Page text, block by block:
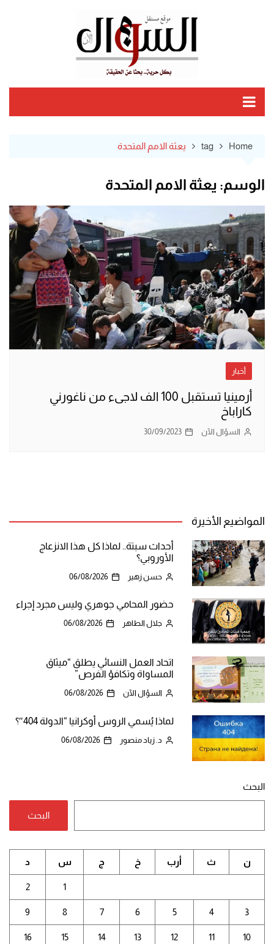
Home
tag يعثة الامم المتحدة
الوسم: يعثة الامم المتحدة
أخبار
أرمينيا تستقبل 100 الف لاجىء من ناغورني
كاراباخ
السؤال الآن 30/09/2023
المواضيع الأخيرة
أحداث سبتة.. لماذا كل هذا الانزعاج
الأوروبي؟
حسن زهير 06/08/2026
حضور المحامي جوهري وليس مجرد إجراء
جلال الطاهر 06/08/2026
اتحاد العمل النسائي يطلق “ميثاق
المساواة وتكافؤ الفرص”
السؤال الآن 06/08/2026
لماذا يُسمي الروس أوكرانيا “الدولة 404″؟
د. زياد منصور 06/08/2026
البحث
البحث
ن ث أرب خ ج س د
1
2
3
4
5
6
7
8
9
10
11
12
13
14
15
16